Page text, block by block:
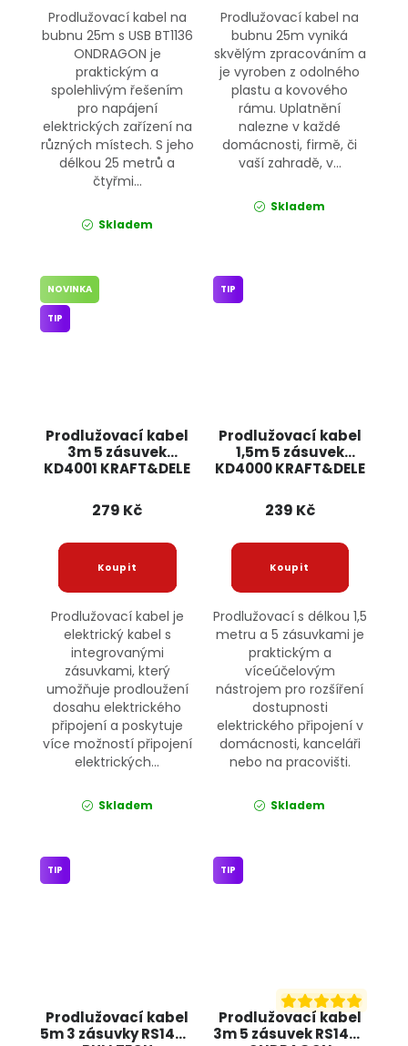
Prodlužovací kabel na
bubnu 25m s USB BT1136
ONDRAGON je
praktickým a
spolehlivým řešením
pro napájení
elektrických zařízení na
různých místech. S jeho
délkou 25 metrů a
čtyřmi...
Skladem
Prodlužovací kabel na
bubnu 25m vyniká
skvělým zpracováním a
je vyroben z odolného
plastu a kovového
rámu. Uplatnění
nalezne v každé
domácnosti, firmě, či
vaší zahradě, v...
Skladem
Prodlužovací kabel
3m 5 zásuvek
KD4001 KRAFT&DELE
NOVINKA
TIP
279 Kč
Prodlužovací kabel je
elektrický kabel s
integrovanými
zásuvkami, který
umožňuje prodloužení
dosahu elektrického
připojení a poskytuje
více možností připojení
elektrických...
Skladem
Prodlužovací kabel
1,5m 5 zásuvek
KD4000 KRAFT&DELE
TIP
239 Kč
Prodlužovací s délkou 1,5
metru a 5 zásuvkami je
praktickým a
víceúčelovým
nástrojem pro rozšíření
dostupnosti
elektrického připojení v
domácnosti, kanceláři
nebo na pracovišti.
Skladem
Prodlužovací kabel
5m 3 zásuvky RS1445
TIP
Prodlužovací kabel
3m 5 zásuvek RS1442
TIP